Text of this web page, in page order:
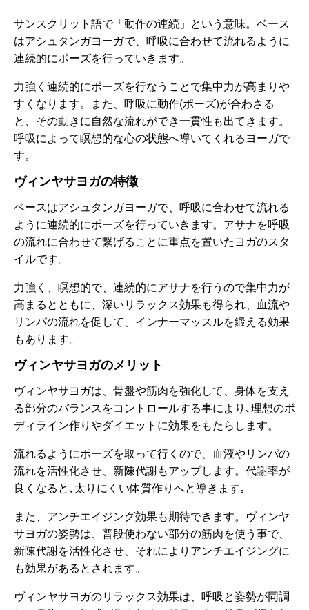
サンスクリット語で「動作の連続」という意味。ベース
はアシュタンガヨーガで、呼吸に合わせて流れるように
連続的にポーズを行っていきます。
力強く連続的にポーズを行なうことで集中力が高まりや
すくなります。また、呼吸に動作(ポーズ)が合わさる
と、その動きに自然な流れができ一貫性も出てきます。
呼吸によって瞑想的な心の状態へ導いてくれるヨーガで
す。
ヴィンヤサヨガの特徴
ベースはアシュタンガヨーガで、呼吸に合わせて流れる
ように連続的にポーズを行っていきます。アサナを呼吸
の流れに合わせて繋げることに重点を置いたヨガのスタ
イルです。
力強く、瞑想的で、連続的にアサナを行うので集中力が
高まるとともに、深いリラックス効果も得られ、血流や
リンパの流れを促して、インナーマッスルを鍛える効果
もあります。
ヴィンヤサヨガのメリット
ヴィンヤサヨガは、骨盤や筋肉を強化して、身体を支え
る部分のバランスをコントロールする事により､理想のボ
ディライン作りやダイエットに効果をもたらします。
流れるようにポーズを取って行くので、血液やリンパの
流れを活性化させ、新陳代謝もアップします。代謝率が
良くなると､太りにくい体質作りへと導きます｡
また、アンチエイジング効果も期待できます。ヴィンヤ
サヨガの姿勢は、普段使わない部分の筋肉を使う事で、
新陳代謝を活性化させ、それによりアンチエイジングに
も効果があるとされます。
ヴィンヤサヨガのリラックス効果は、呼吸と姿勢が同調